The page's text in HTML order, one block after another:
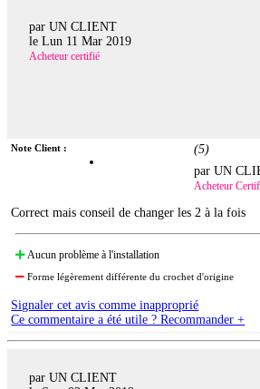
par UN CLIENT
le Lun 11 Mar 2019
Acheteur certifié
Note Client : (5)
par UN
Acheteur
Correct mais conseil de changer les 2 à la fois
Aucun problème à l'installation
Forme légèrement différente du crochet d'origine
Signaler cet avis comme inapproprié
Ce commentaire a été utile ? Recommander +
par UN CLIENT